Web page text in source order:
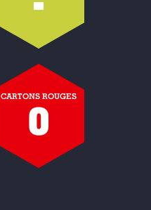
CARTONS ROUGES
0